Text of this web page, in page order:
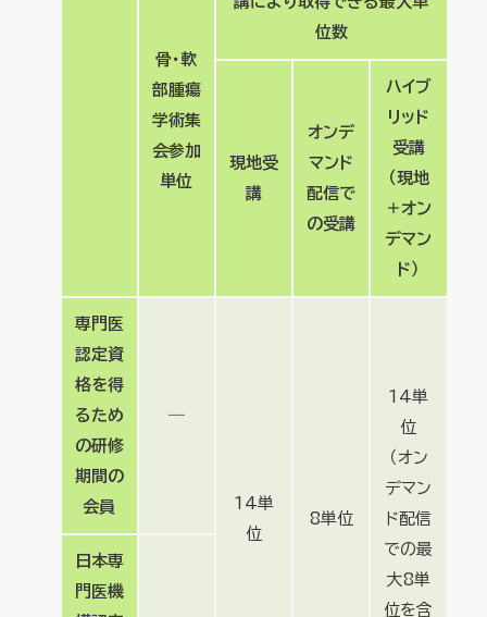
骨・軟
部腫瘍
学術集
会参加
単位
位数
現地受
講
オンデ
マンド
配信で
の受講
ハイブ
リッド
受講
（現地
＋オン
デマン
ド）
専門医
認定資
格を得
るため
の研修
期間の
会員
―
14単
位
8単位
14単
位
（オン
デマン
ド配信
での最
大8単
位を含
日本専
門医機